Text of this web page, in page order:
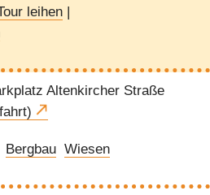
leihen
Altenkircher Straße
Bergbau Wiesen